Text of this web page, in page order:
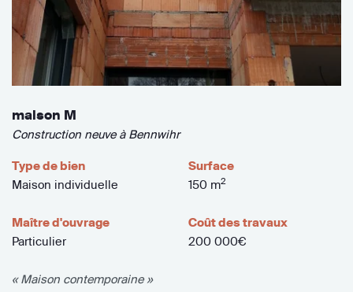
maison M
Construction neuve à Bennwihr
Type de bien
Maison individuelle
Surface
150 m2
Maître d'ouvrage
Particulier
Coût des travaux
200 000€
« Maison contemporaine »